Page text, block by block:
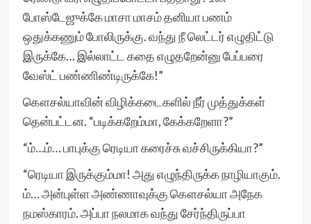
போஸ்டேஜுக்கே மாசா மாசம் தனியா பணம்
ஒதுக்கணும் போலிருக்கு. வந்து நீ லெட்டர் எழுதிட்டு
இருக்கே… இல்லாட்ட கதை எழுதறேன்னு பேப்பரை
வேஸ்ட் பண்ணிண்டிருக்கே!”
கௌசல்யாவின் விழிக்கடைகளில் நீர் முத்துக்கள்
தென்பட்டன. “படிக்கறேம்மா, கேக்கறேளா?”
“ம்…ம்… பாபுக்கு ரெடியா கரைச்சு வச்சிருக்கியா?”
“ரெடியா இருக்கும்மா! அது எழுந்திருக்க நாழியாகும்.
ம்… அன்புள்ள அண்ணாவுக்கு கௌசல்யா அநேக
நமஸ்காரம். அப்பா நலமாக வந்து சேர்ந்திருப்பா